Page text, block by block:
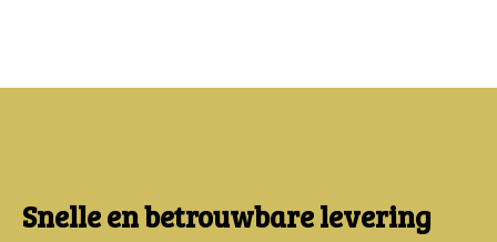
Snelle en betrouwbare levering